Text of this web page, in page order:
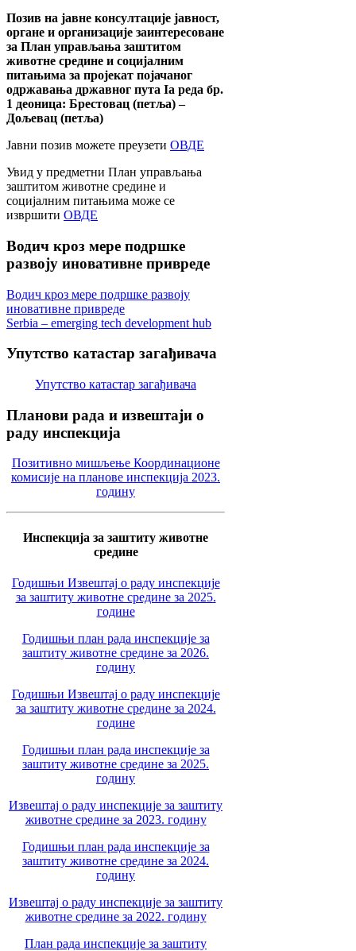
Позив на јавне консултације јавност,
органе и организације заинтересоване
за План управљања заштитом
животне средине и социјалним
питањима за пројекат појачаног
одржавања државног пута Ia реда бр.
1 деоница: Брестовац (петља) –
Дољевац (петља)
Јавни позив можете преузети ОВДЕ
Увид у предметни План управљања
заштитом животне средине и
социјалним питањима може се
извршити ОВДЕ
Водич кроз мере подршке
развоју иновативне привреде
Водич кроз мере подршке развоју
иновативне привреде
Serbia – emerging tech development hub
Упутство катастар загађивача
Упутство катастар загађивача
Планови рада и извештаји о
раду инспекција
Позитивно мишљење Координационе
комисије на планове инспекција 2023.
годину
Инспекција за заштиту животне
средине
Годишњи Извештај о раду инспекције
за заштиту животне средине за 2025.
године
Годишњи план рада инспекције за
заштиту животне средине за 2026.
годину
Годишњи Извештај о раду инспекције
за заштиту животне средине за 2024.
године
Годишњи план рада инспекције за
заштиту животне средине за 2025.
годину
Извештај о раду инспекције за заштиту
животне средине за 2023. годину
Годишњи план рада инспекције за
заштиту животне средине за 2024.
годину
Извештај о раду инспекције за заштиту
животне средине за 2022. годину
План рада инспекције за заштиту